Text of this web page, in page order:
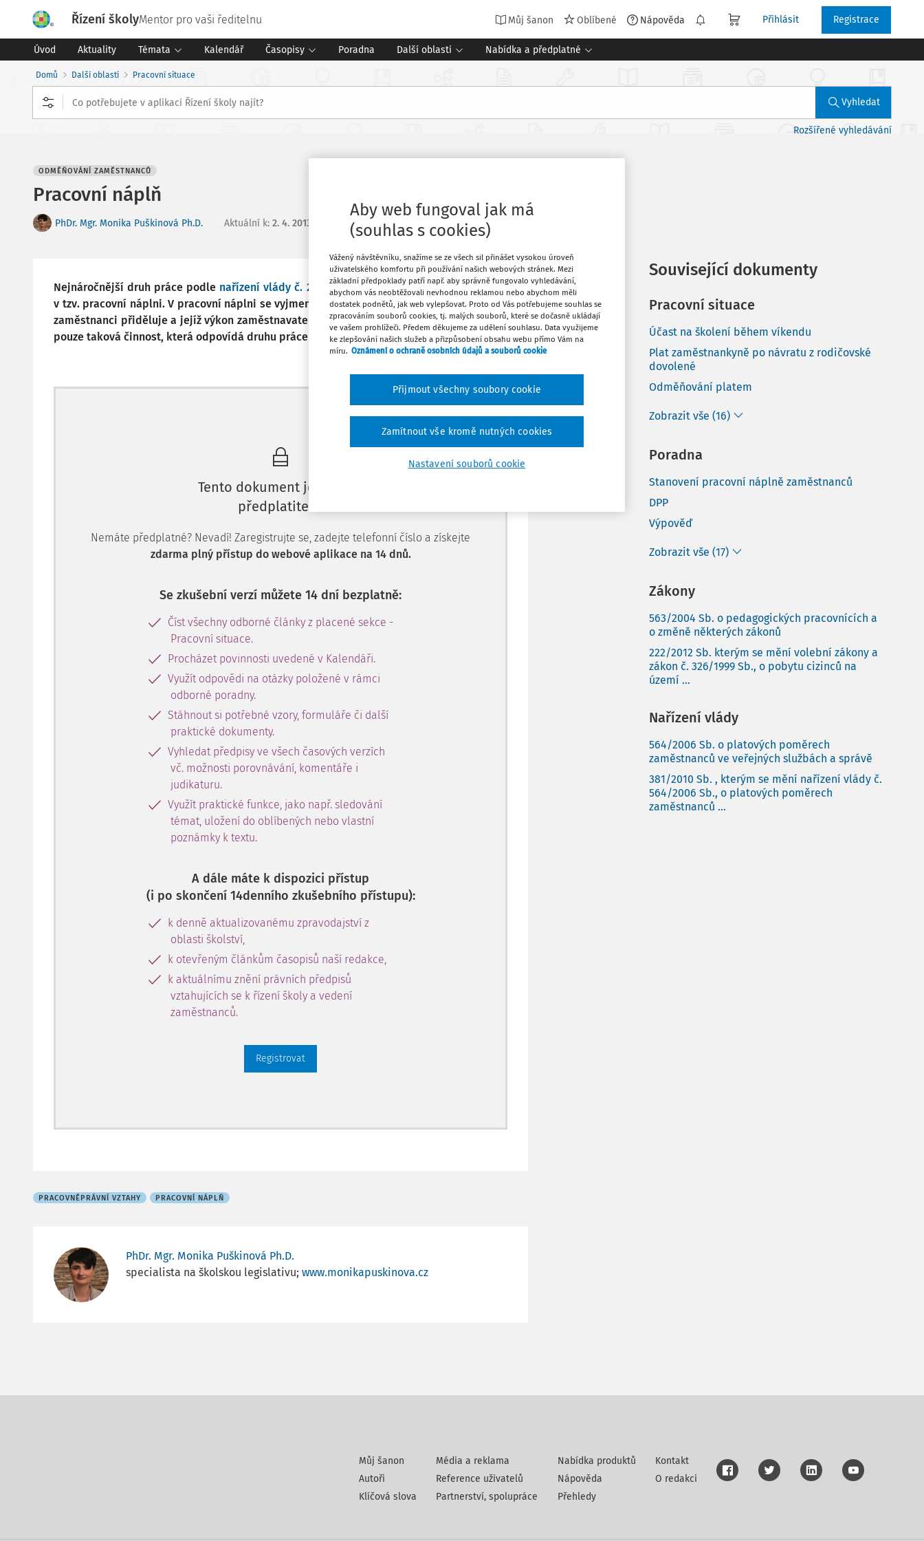
Řízení školyMentor pro vaši ředitelnu Můj šanon Oblíbené Nápověda Přihlásit Registrace
Úvod Aktuality Témata Kalendář Časopisy Poradna Další oblasti Nabídka a předplatné
Domů Další oblasti Pracovní situace
Vyhledat
Rozšířené vyhledávání
ODMĚŇOVÁNÍ ZAMĚSTNANCŮ
Pracovní náplň
PhDr. Mgr. Monika Puškinová Ph.D. Aktuální k: 2. 4. 2013 Platný od 2. 4. 2013
Nejnáročnější druh práce podle nařízení vlády č. 222/2012 Sb., v platném znění, se uvádí
v tzv. pracovní náplni. V pracovní náplni se vyjmenovávají činnosti, kterou zaměstnavatel
zaměstnanci přiděluje a jejíž výkon zaměstnavatel po zaměstnanci vyžaduje. Může to být
pouze taková činnost, která odpovídá druhu práce uvedenému v pracovní smlouvě.
Máte předplatné? Přihlaste se.
Tento dokument je jen pro
předplatitele.
Nemáte předplatné? Nevadí! Zaregistrujte se, zadejte telefonní číslo a získejte
zdarma plný přístup do webové aplikace na 14 dnů.
Se zkušební verzí můžete 14 dní bezplatně:
Číst všechny odborné články z placené sekce -
Pracovní situace.
Procházet povinnosti uvedené v Kalendáři.
Využít odpovědi na otázky položené v rámci
odborné poradny.
Stáhnout si potřebné vzory, formuláře či další
praktické dokumenty.
Vyhledat předpisy ve všech časových verzích
vč. možnosti porovnávání, komentáře i
judikaturu.
Využít praktické funkce, jako např. sledování
témat, uložení do oblíbených nebo vlastní
poznámky k textu.
A dále máte k dispozici přístup
(i po skončení 14denního zkušebního přístupu):
k denně aktualizovanému zpravodajství z
oblasti školství,
k otevřeným článkům časopisů naší redakce,
k aktuálnímu znění právních předpisů
vztahujících se k řízení školy a vedení
zaměstnanců.
Registrovat
PRACOVNĚPRÁVNÍ VZTAHY PRACOVNÍ NÁPLŇ
PhDr. Mgr. Monika Puškinová Ph.D.
specialista na školskou legislativu; www.monikapuskinova.cz
Oblíbené
Stáhnout
Související dokumenty
Pracovní situace
Účast na školení během víkendu
Plat zaměstnankyně po návratu z rodičovské
dovolené
Odměňování platem
Zobrazit vše (16)
Poradna
Stanovení pracovní náplně zaměstnanců
DPP
Výpověď
Zobrazit vše (17)
Zákony
563/2004 Sb. o pedagogických pracovnících a
o změně některých zákonů
222/2012 Sb. kterým se mění volební zákony a
zákon č. 326/1999 Sb., o pobytu cizinců na
území ...
Nařízení vlády
564/2006 Sb. o platových poměrech
zaměstnanců ve veřejných službách a správě
381/2010 Sb. , kterým se mění nařízení vlády č.
564/2006 Sb., o platových poměrech
zaměstnanců ...
Můj šanon
Autoři
Klíčová slova
Média a reklama
Reference uživatelů
Partnerství, spolupráce
Nabídka produktů
Nápověda
Přehledy
Kontakt
O redakci
Aby web fungoval jak má
(souhlas s cookies)
Vážený návštěvníku, snažíme se ze všech sil přinášet vysokou úroveň
uživatelského komfortu při používání našich webových stránek. Mezi
základní předpoklady patří např. aby správně fungovalo vyhledávání,
abychom vás neobtěžovali nevhodnou reklamou nebo abychom měli
dostatek podnětů, jak web vylepšovat. Proto od Vás potřebujeme souhlas se
zpracováním souborů cookies, tj. malých souborů, které se dočasně ukládají
ve vašem prohlížeči. Předem děkujeme za udělení souhlasu. Data využijeme
ke zlepšování našich služeb a přizpůsobení obsahu webu přímo Vám na
míru. Oznámení o ochraně osobních údajů a souborů cookie
Nastavení souborů cookie
Zamítnout vše kromě nutných cookies
Přijmout všechny soubory cookie